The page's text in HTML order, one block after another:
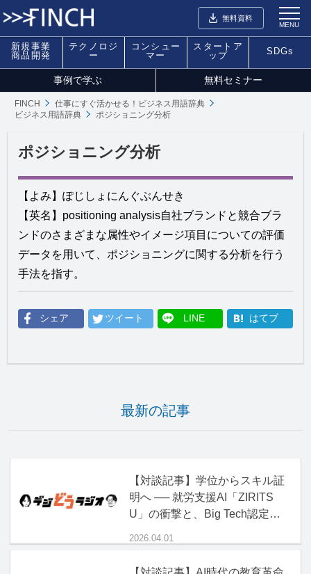
無料資料
MENU
新規事業
商品開発
テクノロジ
ー
コンシュー
マー
スタートア
ップ
SDGs
事例で学ぶ 無料セミナー
FINCH
仕事にすぐ活かせる！ビジネス用語辞典
ビジネス用語辞典
ポジショニング分析
ポジショニング分析
【よみ】ぽじしょにんぐぶんせき
【英名】positioning analysis自社ブランドと競合ブラ
ンドのさまざまな属性やイメージ項目についての評価
データを用いて、ポジショニングに関する分析を行う
手法を指す。
シェア ツイート LINE はてブ
最新の記事
【対談記事】学位からスキル証
明へ ── 就労支援AI「ZIRITS
U」の衝撃と、Big Tech認定資
2026.04.01